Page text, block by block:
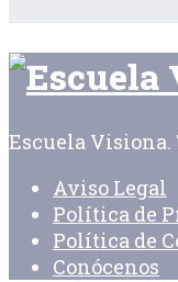
Escuela Visiona.
Aviso Legal
Política de
Política de
Conócenos